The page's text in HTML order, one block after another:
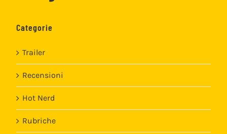
Categorie
Trailer
Recensioni
Hot Nerd
Rubriche